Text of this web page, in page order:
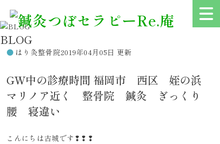
BLOG
はり灸整骨院2019年04月05日 更新
GW中の診療時間 福岡市 西区 姪の浜
マリノア近く 整骨院 鍼灸 ぎっくり
腰 寝違い
こんにちは古城です❢❢❢